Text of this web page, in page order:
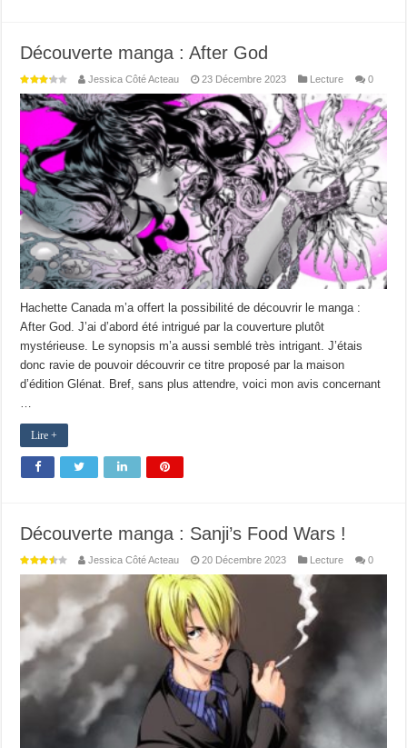
Découverte manga : After God
Jessica Côté Acteau 23 Décembre 2023 Lecture 0
Hachette Canada m’a offert la possibilité de découvrir le manga :
After God. J’ai d’abord été intrigué par la couverture plutôt
mystérieuse. Le synopsis m’a aussi semblé très intrigant. J’étais
donc ravie de pouvoir découvrir ce titre proposé par la maison
d’édition Glénat. Bref, sans plus attendre, voici mon avis concernant
…
Lire +
Découverte manga : Sanji’s Food Wars !
Jessica Côté Acteau 20 Décembre 2023 Lecture 0